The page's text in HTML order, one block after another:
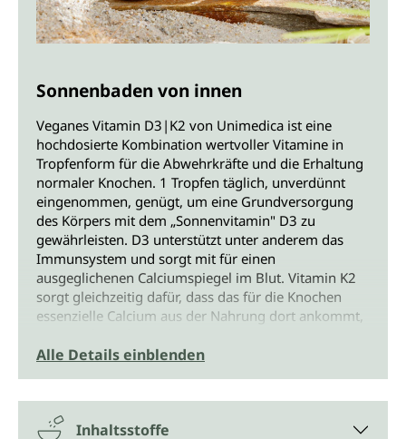
Sonnenbaden von innen
Veganes Vitamin D3|K2 von Unimedica ist eine
hochdosierte Kombination wertvoller Vitamine in
Tropfenform für die Abwehrkräfte und die Erhaltung
normaler Knochen. 1 Tropfen täglich, unverdünnt
eingenommen, genügt, um eine Grundversorgung
des Körpers mit dem „Sonnenvitamin" D3 zu
gewährleisten. D3 unterstützt unter anderem das
Immunsystem und sorgt mit für einen
ausgeglichenen Calciumspiegel im Blut. Vitamin K2
sorgt gleichzeitig dafür, dass das für die Knochen
essenzielle Calcium aus der Nahrung dort ankommt,
Die Besonderheit: Veganes Vitamin D3
Normalerweise bekommen wir Vitamin D3 aus
tierischen Produkten wie Fleisch, Fisch und Ei oder -
Alle Details einblenden
Inhaltsstoffe